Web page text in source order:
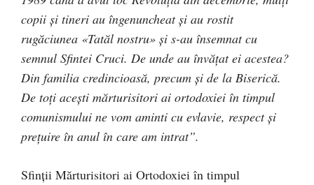
copii şi tineri au îngenuncheat şi au rostit
rugăciunea «Tatăl nostru» şi s-au însemnat cu
semnul Sfintei Cruci. De unde au învăţat ei acestea?
Din familia credincioasă, precum şi de la Biserică.
De toţi aceşti mărturisitori ai ortodoxiei în timpul
comunismului ne vom aminti cu evlavie, respect şi
preţuire în anul în care am intrat”.
Sfinții Mărturisitori ai Ortodoxiei în timpul